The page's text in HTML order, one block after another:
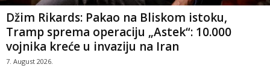
Džim Rikards: Pakao na Bliskom istoku,
Tramp sprema operaciju „Astek“: 10.000
vojnika kreće u invaziju na Iran
7. August 2026.